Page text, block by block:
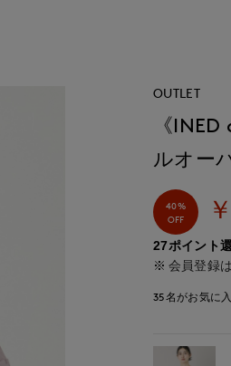
OUTLET
《
ルオー
40%
OFF
27ポイント
会員登録は
35名がお気に